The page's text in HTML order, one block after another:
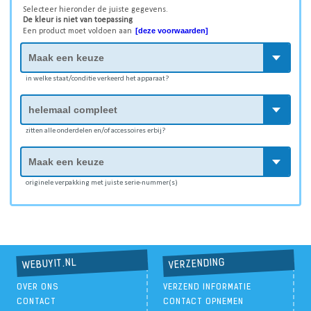
Selecteer hieronder de juiste gegevens.
De kleur is niet van toepassing
Een product moet voldoen aan [deze voorwaarden]
in welke staat/conditie verkeerd het apparaat?
zitten alle onderdelen en/of accessoires erbij?
originele verpakking met juiste serie-nummer(s)
WEBUYIT.NL
OVER ONS
CONTACT
VERZENDING
VERZEND INFORMATIE
CONTACT OPNEMEN